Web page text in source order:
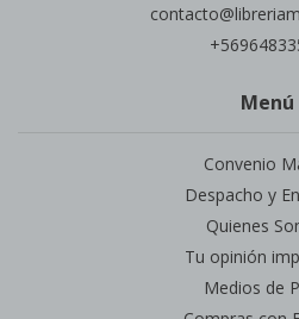
Menú
Convenio
Despacho y
Quienes
Tu opinión
Medios de